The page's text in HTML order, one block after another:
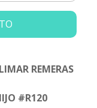
REMERAS
#R120